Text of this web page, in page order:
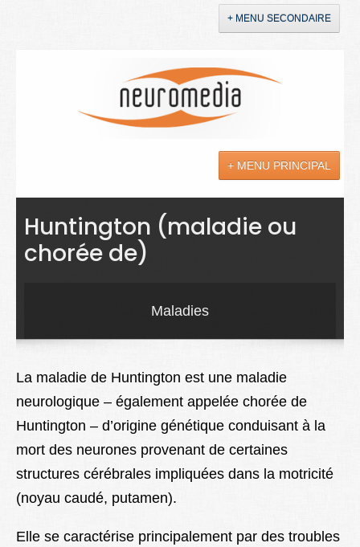
+ MENU SECONDAIRE
+ MENU PRINCIPAL
Actualités
Sciences
Droit
Lexique
Better Health
Huntington (maladie ou
chorée de)
Maladies
La maladie de Huntington est une maladie
neurologique – également appelée chorée de
Huntington – d’origine génétique conduisant à la
mort des neurones provenant de certaines
structures cérébrales impliquées dans la motricité
(noyau caudé, putamen).
Elle se caractérise principalement par des troubles